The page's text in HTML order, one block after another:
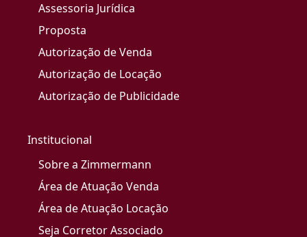
Assessoria Jurídica
Proposta
Autorização de Venda
Autorização de Locação
Autorização de Publicidade
Institucional
Sobre a Zimmermann
Área de Atuação Venda
Área de Atuação Locação
Seja Corretor Associado